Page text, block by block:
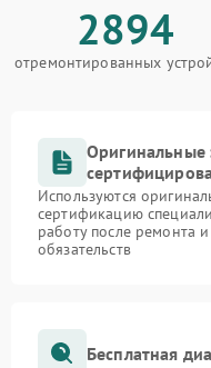
2894
отремонтированных
Оригинальные
Используются
сертификацию
работу после ремонта
обязательств
Бесплатная